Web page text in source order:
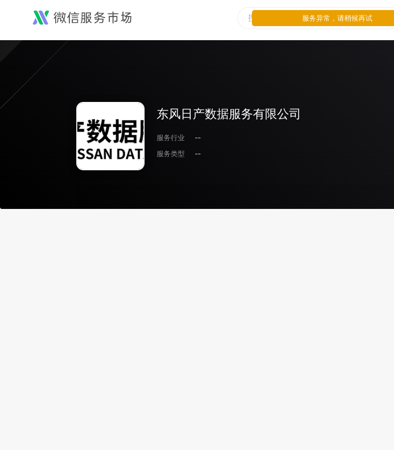
东风日产数据服务有限公司
服务行业
--
服务类型
--
服务异常，请稍候再试